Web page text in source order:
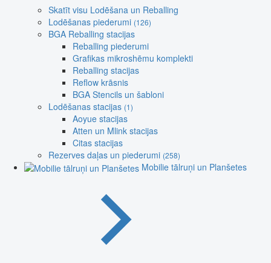
Skatīt visu Lodēšana un Reballing
Lodēšanas piederumi (126)
BGA Reballing stacijas
Reballing piederumi
Grafikas mikroshēmu komplekti
Reballing stacijas
Reflow krāsnis
BGA Stencils un šabloni
Lodēšanas stacijas (1)
Aoyue stacijas
Atten un Mlink stacijas
Citas stacijas
Rezerves daļas un piederumi (258)
Mobilie tālruņi un Planšetes